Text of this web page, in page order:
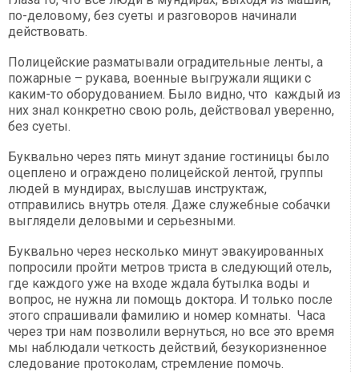
по-деловому, без суеты и разговоров начинали
действовать.
Полицейские разматывали оградительные ленты, а
пожарные – рукава, военные выгружали ящики с
каким-то оборудованием. Было видно, что каждый из
них знал конкретно свою роль, действовал уверенно,
без суеты.
Буквально через пять минут здание гостиницы было
оцеплено и ограждено полицейской лентой, группы
людей в мундирах, выслушав инструктаж,
отправились внутрь отеля. Даже служебные собачки
выглядели деловыми и серьезными.
Буквально через несколько минут эвакуированных
попросили пройти метров триста в следующий отель,
где каждого уже на входе ждала бутылка воды и
вопрос, не нужна ли помощь доктора. И только после
этого спрашивали фамилию и номер комнаты. Часа
через три нам позволили вернуться, но все это время
мы наблюдали четкость действий, безукоризненное
следование протоколам, стремление помочь.